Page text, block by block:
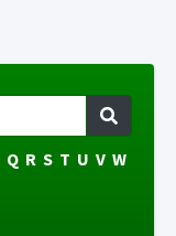
Q R S T U V W